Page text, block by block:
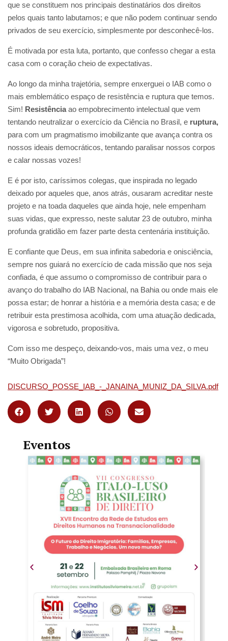
que se constituem nos principais destinatários dos direitos
pelos quais tanto labutamos; e que não podem continuar sendo
privados de seu exercício, simplesmente por desconhecê-los.
É motivada por esta luta, portanto, que confesso chegar a esta
casa com o coração cheio de expectativas.
Ao longo da minha trajetória, sempre enxerguei o IAB como o
mais emblemático espaço de resistência e ruptura que temos.
Sim! Resistênciaao empobrecimento intelectual que vem
tentando neutralizar o exercício da Ciência no Brasil, e ruptura,
para com um pragmatismo imobilizante que avança contra os
nossos ideais democráticos, tentando paralisar nossos corpos
e calar nossas vozes!
E é por isto, caríssimos colegas, que inspirada no legado
deixado por aqueles que, anos atrás, ousaram acreditar neste
projeto e na toada daqueles que ainda hoje, nele empenham
suas vidas, que expresso, neste salutar 23 de outubro, minha
profunda gratidão em fazer parte desta centenária instituição.
E confiante que Deus, em sua infinita sabedoria e onisciência,
sempre nos guiará no exercício de cada missão que nos seja
confiada, é que assumo o compromisso de contribuir para o
avanço do trabalho do IAB Nacional, na Bahia ou onde mais ele
possa estar; de honrar a história e a memória desta casa; e de
retribuir esta prestimosa acolhida, com uma atuação dedicada,
vigorosa e sobretudo, propositiva.
Com isso me despeço, deixando-vos, mais uma vez, o meu
“Muito Obrigada”!
DISCURSO_POSSE_IAB_-_JANAINA_MUNIZ_DA_SILVA.pdf
Eventos